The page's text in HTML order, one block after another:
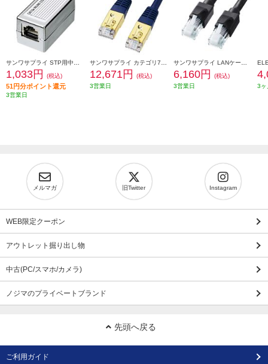
1,033円 (税込)
51円分ポイント還元
3営業日
12,671円
(税込)
3営業日
6,160円
(税込)
3営業日
3ヶ
メルマガ 旧Twitter Instagram
WEB限定クーポン
アウトレット掘り出し物
中古(PC/スマホ/カメラ)
ノジマのプライベートブランド
先頭へ戻る
ご利用ガイド